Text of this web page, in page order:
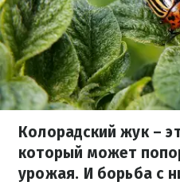
Колорадский жук –
который может
урожая. И борьба с